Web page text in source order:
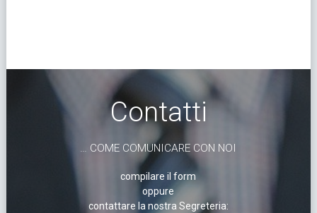
Contatti
… COME COMUNICARE CON NOI
compilare il form
oppure
contattare la nostra Segreteria: